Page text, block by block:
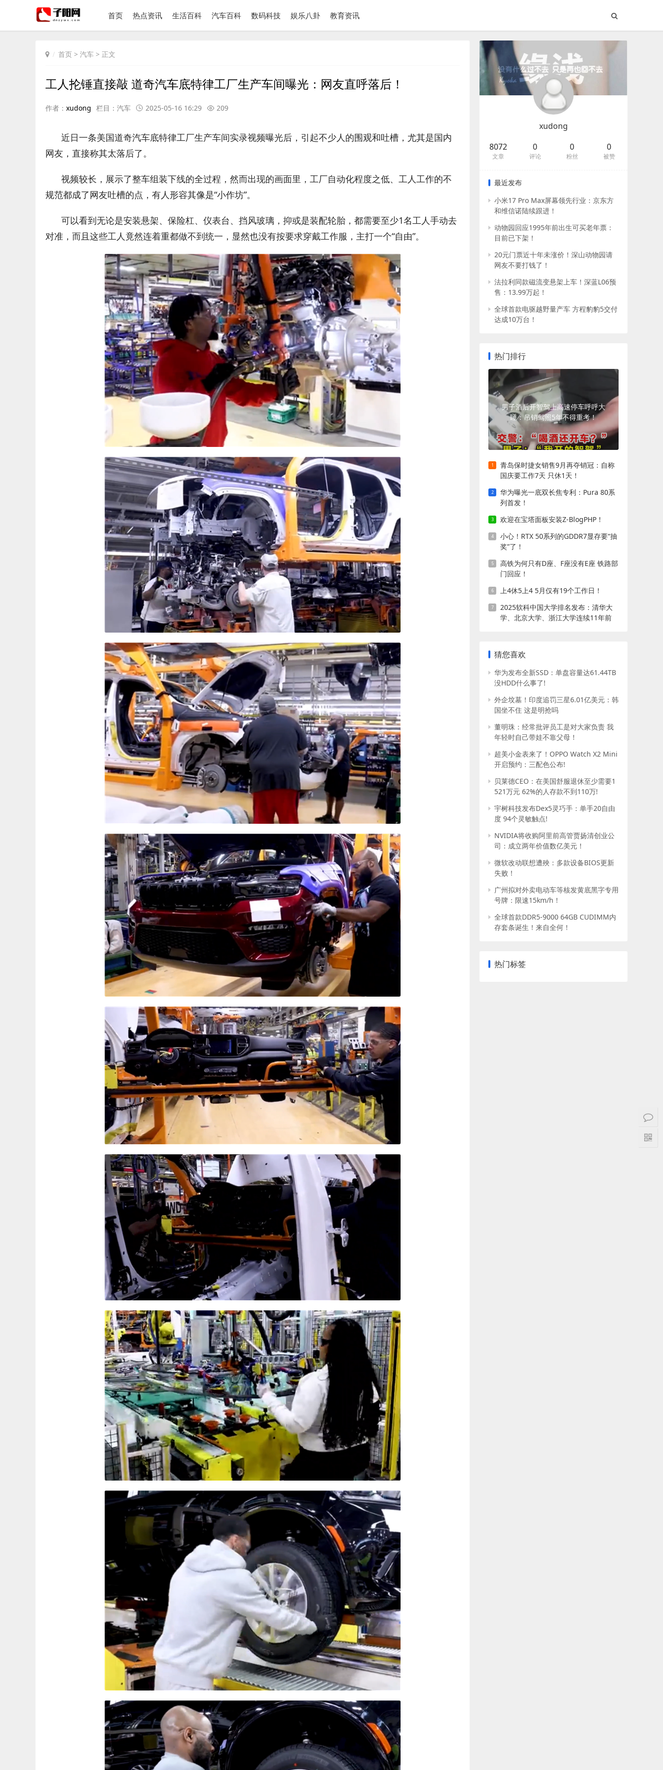
首页 热点资讯 生活百科 汽车百科 数码科技 娱乐八卦 教育资讯
首页 > 汽车 > 正文
工人抡锤直接敲 道奇汽车底特律工厂生产车间曝光：网友直呼落后！
作者： xudong 栏目： 汽车 2025-05-16 16:29 209
近日一条美国道奇汽车底特律工厂生产车间实录视频曝光后，引起不少人的围观和吐槽，尤其是国内
网友，直接称其太落后了。
视频较长，展示了整车组装下线的全过程，然而出现的画面里，工厂自动化程度之低、工人工作的不
规范都成了网友吐槽的点，有人形容其像是“小作坊”。
可以看到无论是安装悬架、保险杠、仪表台、挡风玻璃，抑或是装配轮胎，都需要至少1名工人手动去
对准，而且这些工人竟然连着重都做不到统一，显然也没有按要求穿戴工作服，主打一个“自由”。
xudong
8072
文章
0
评论
0
粉丝
0
被赞
最近发布
小米17 Pro Max屏幕领先行业：京东方
和维信诺陆续跟进！
动物园回应1995年前出生可买老年票：
目前已下架！
20元门票近十年未涨价！深山动物园请
网友不要打钱了！
法拉利同款磁流变悬架上车！深蓝L06预
售：13.99万起！
全球首款电驱越野量产车 方程豹豹5交付
达成10万台！
热门排行
男子酒后开智驾上高速停车呼呼大
睡：吊销驾照5年不得重考！
青岛保时捷女销售9月再夺销冠：自称
国庆要工作7天 只休1天！
华为曝光一底双长焦专利：Pura 80系
列首发！
欢迎在宝塔面板安装Z-BlogPHP！
小心！RTX 50系列的GDDR7显存要“抽
奖”了！
高铁为何只有D座、F座没有E座 铁路部
门回应！
上4休5上4 5月仅有19个工作日！
2025软科中国大学排名发布：清华大
学、北京大学、浙江大学连续11年前
猜您喜欢
华为发布全新SSD：单盘容量达61.44TB
没HDD什么事了!
外企坟墓！印度追罚三星6.01亿美元：韩
国坐不住 这是明抢吗
董明珠：经常批评员工是对大家负责 我
年轻时自己带娃不靠父母！
超美小金表来了！OPPO Watch X2 Mini
开启预约：三配色公布!
贝莱德CEO：在美国舒服退休至少需要1
521万元 62%的人存款不到110万!
宇树科技发布Dex5灵巧手：单手20自由
度 94个灵敏触点!
NVIDIA将收购阿里前高管贾扬清创业公
司：成立两年价值数亿美元！
微软改动联想遭殃：多款设备BIOS更新
失败！
广州拟对外卖电动车等核发黄底黑字专用
号牌：限速15km/h！
全球首款DDR5-9000 64GB CUDIMM内
存套条诞生！来自全何！
热门标签